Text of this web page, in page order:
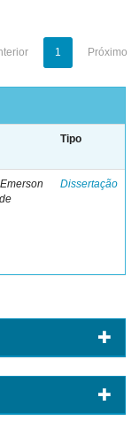
1 Próximo
Tipo
Dissertação